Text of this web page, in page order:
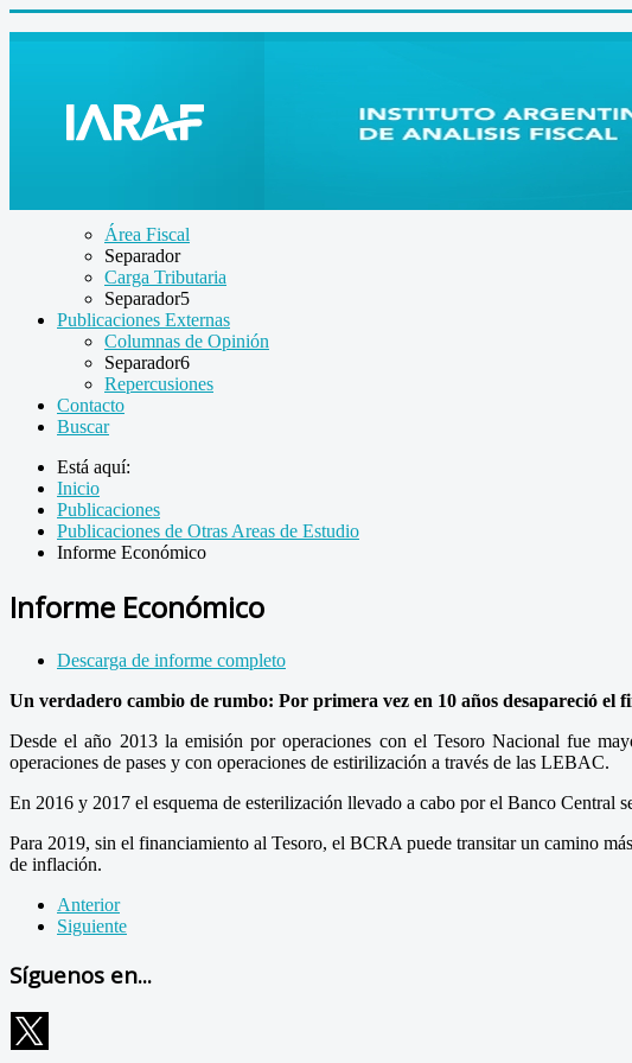
Área Fiscal
Separador
Carga Tributaria
Separador5
Publicaciones Externas
Columnas de Opinión
Separador6
Repercusiones
Contacto
Buscar
Está aquí:
Inicio
Publicaciones
Publicaciones de Otras Areas de Estudio
Informe Económico
Informe Económico
Descarga de informe completo
Un verdadero cambio de rumbo: Por primera vez en 10 años desapareció el
Desde el año 2013 la emisión por operaciones con el Tesoro Nacional fue
operaciones de pases y con operaciones de estirilización a través de las LEBAC.
En 2016 y 2017 el esquema de esterilización llevado a cabo por el Banco
Para 2019, sin el financiamiento al Tesoro, el BCRA puede transitar un camino
de inflación.
Anterior
Siguiente
Síguenos en...